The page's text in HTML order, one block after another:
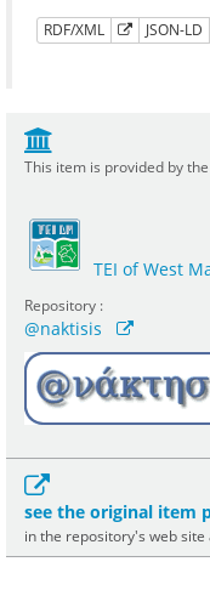
RDF/XML JSON-LD
This item is provided by
TEI of West
Repository :
@naktisis
see the original item
in the repository's web